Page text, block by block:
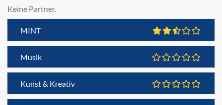
Keine Partner.
MINT
Musik
Kunst & Kreativ